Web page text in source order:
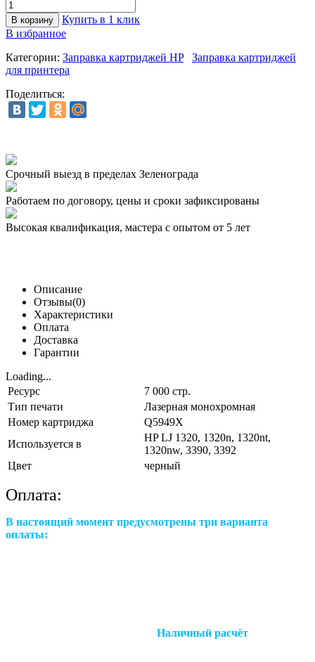
Купить в 1 клик
В избранное
Категории: Заправка картриджей HP
Заправка картриджей
для принтера
Поделиться:
Срочный выезд в пределах Зеленограда
Работаем по договору, цены и сроки зафиксированы
Высокая квалификация, мастера с опытом от 5 лет
Описание
Отзывы(0)
Характеристики
Оплата
Доставка
Гарантии
Loading...
Ресурс
7 000 стр.
Тип печати
Лазерная монохромная
Номер картриджа
Q5949X
Используется в
HP LJ 1320, 1320n, 1320nt,
1320nw, 3390, 3392
Цвет
черный
Оплата:
В настоящий момент предусмотрены три варианта
оплаты:
Наличный расчёт